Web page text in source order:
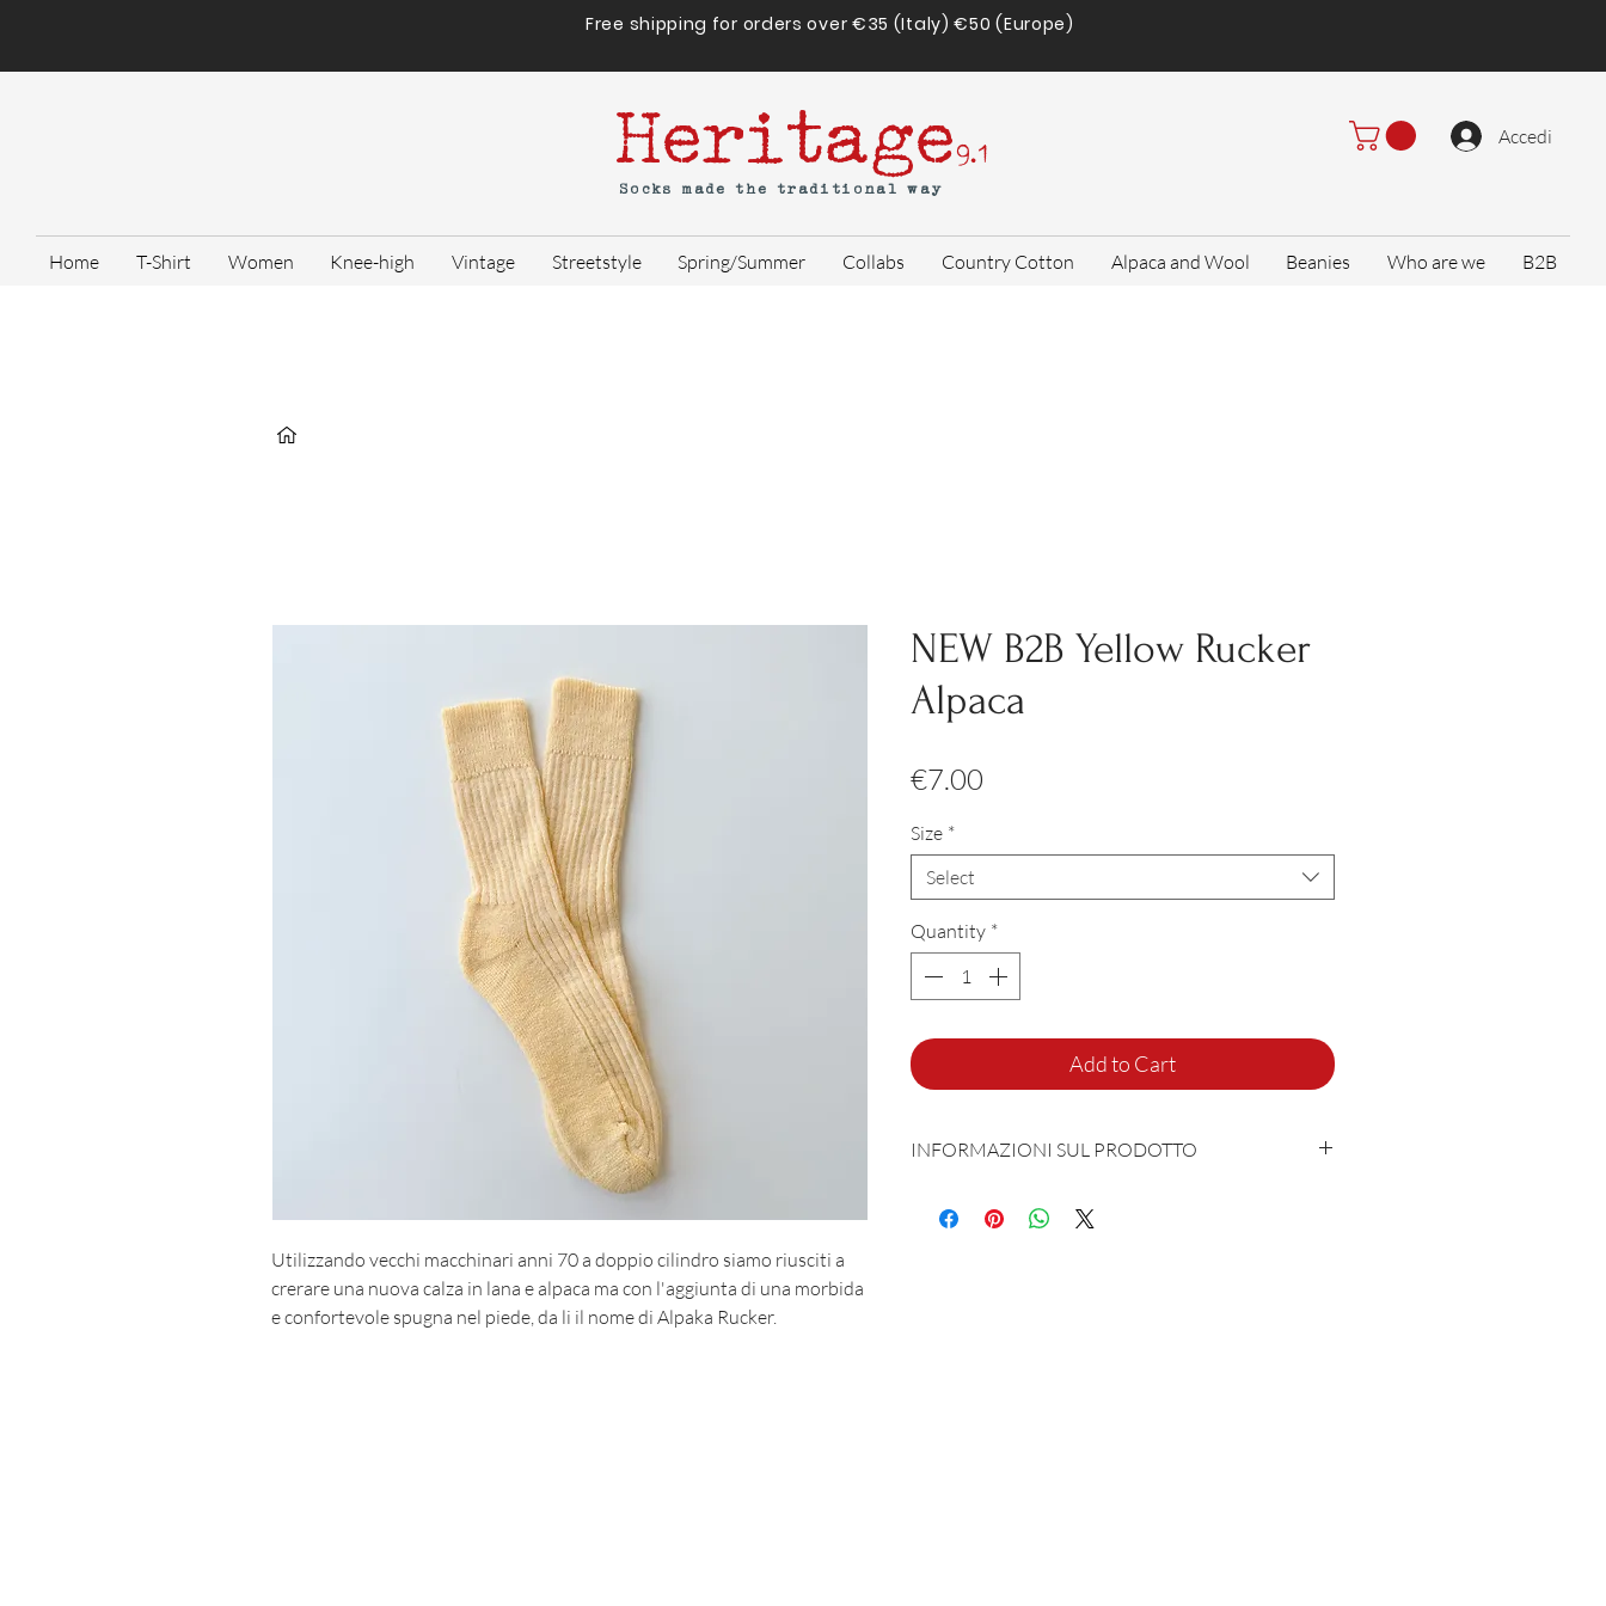
Free shipping for orders over €35 (Italy) €50 (Europe)
Heritage9.1
Socks made the traditional way
Accedi
Home T-Shirt Women Knee-high Vintage Streetstyle Spring/Summer Collabs Country Cotton Alpaca and Wool Beanies Who are we B2B
Utilizzando vecchi macchinari anni 70 a doppio cilindro siamo riusciti a
crerare una nuova calza in lana e alpaca ma con l'aggiunta di una morbida
e confortevole spugna nel piede, da li il nome di Alpaka Rucker.
NEW B2B Yellow Rucker
Alpaca
€7.00
Size *
Select
Quantity *
Add to Cart
INFORMAZIONI SUL PRODOTTO